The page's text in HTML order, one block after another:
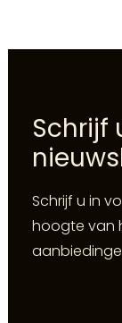
Schrijf
Schrijf u in
hoogte van